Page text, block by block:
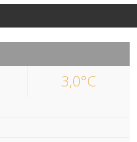
3,0°C